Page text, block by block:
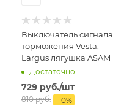
Выключатель сигнала
торможения Vesta,
Largus лягушка ASAM
Достаточно
729 руб./шт
810руб. -10%